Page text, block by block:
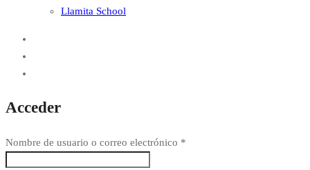
Llamita School
Acceder
Nombre de usuario o correo electrónico *